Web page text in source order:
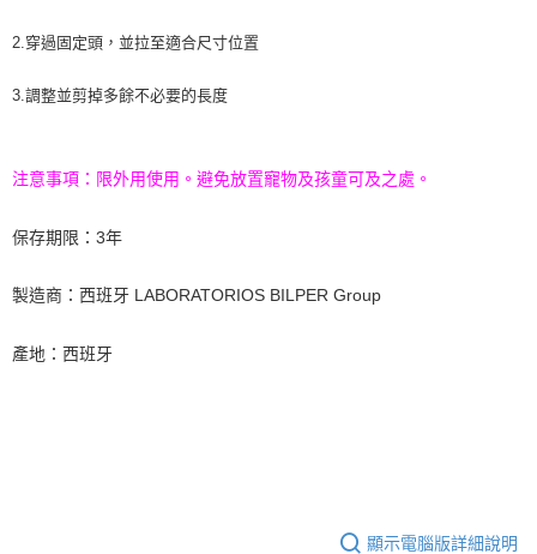
2.穿過固定頭，並拉至適合尺寸位置
3.調整並剪掉多餘不必要的長度
注意事項：限外用使用。避免放置寵物及孩童可及之處。
保存期限：3年
製造商：西班牙 LABORATORIOS BILPER Group
產地：西班牙
顯示電腦版詳細說明